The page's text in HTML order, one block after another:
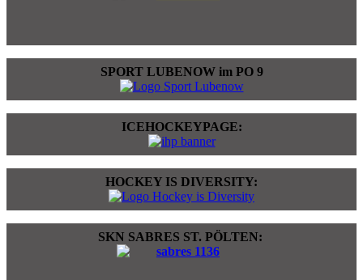
SPORT LUBENOW im PO 9
ICEHOCKEYPAGE:
HOCKEY IS DIVERSITY:
SKN SABRES ST. PÖLTEN: